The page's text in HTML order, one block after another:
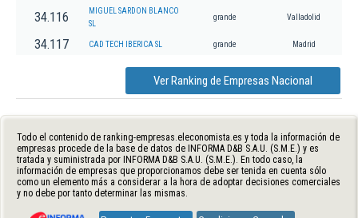
34.116
MIGUEL SARDON BLANCO
SL
grande Valladolid
34.117 CAD TECH IBERICA SL grande Madrid
Ver Ranking de Empresas Nacional
Todo el contenido de ranking-empresas.eleconomista.es y toda la información de
empresas procede de la base de datos de INFORMA D&B S.A.U. (S.M.E.) y es
tratada y suministrada por INFORMA D&B S.A.U. (S.M.E.). En todo caso, la
información de empresas que proporcionamos debe ser tenida en cuenta sólo
como un elemento más a considerar a la hora de adoptar decisiones comerciales
y no debe por tanto determinar las mismas.